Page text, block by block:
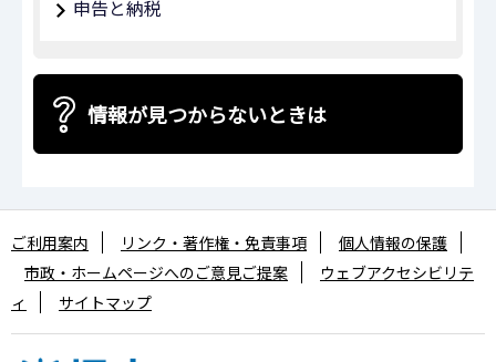
申告と納税
情報が見つからないときは
ご利用案内 リンク・著作権・免責事項
個人情報の保護
市政・ホームページへのご意見ご提案
ウェブアクセシビリテ
ィ
サイトマップ